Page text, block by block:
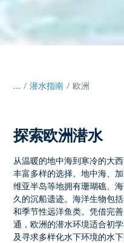
... / 潜水指南 欧洲
探索欧洲潜水
从温暖的地中海到寒冷的大
丰富多样的选择。地中海、
维亚半岛等地拥有珊瑚礁、
久的沉船遗迹。海洋生物包
和季节性远洋鱼类。凭借完
通，欧洲的潜水环境适合初
及寻求多样化水下环境的水下